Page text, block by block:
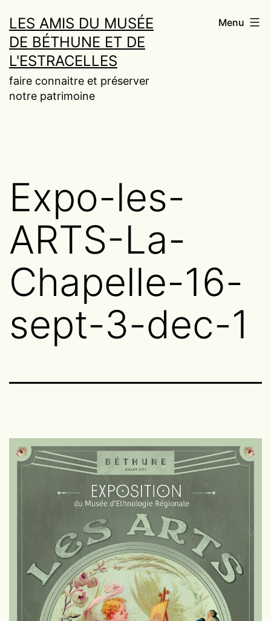
au
contenu
LES AMIS DU MUSÉE
DE BÉTHUNE ET DE
L'ESTRACELLES
faire connaitre et préserver
notre patrimoine
Menu
Expo-les-
ARTS-La-
Chapelle-16-
sept-3-dec-1